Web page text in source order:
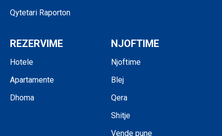
Qytetari Raporton
REZERVIME
Hotele
Apartamente
Dhoma
NJOFTIME
Njoftime
Blej
Qera
Shitje
Vende pune